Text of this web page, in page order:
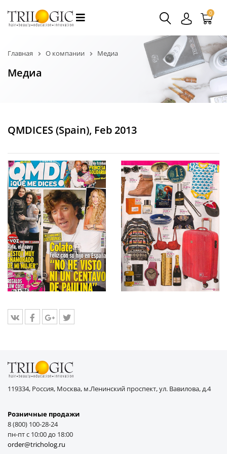
0
Главная О компании Медиа
Медиа
QMDICES (Spain), Feb 2013
119334, Россия, Москва, м.Ленинский проспект, ул. Вавилова, д.4
Розничные продажи
8 (800) 100-28-24
пн-пт с 10:00 до 18:00
order@tricholog.ru